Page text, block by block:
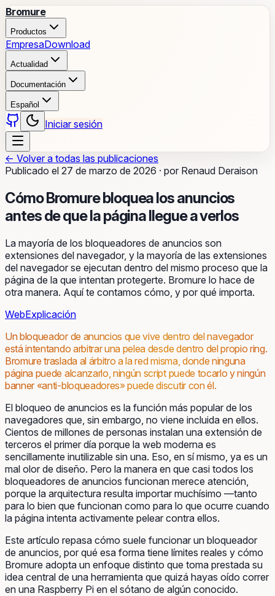
Bromure
Productos
EmpresaDownload
Actualidad
Documentación
Español
Iniciar sesión
← Volver a todas las publicaciones
Publicado el 27 de marzo de 2026 · por Renaud Deraison
Cómo Bromure bloquea los anuncios
antes de que la página llegue a verlos
La mayoría de los bloqueadores de anuncios son
extensiones del navegador, y la mayoría de las extensiones
del navegador se ejecutan dentro del mismo proceso que la
página de la que intentan protegerte. Bromure lo hace de
otra manera. Aquí te contamos cómo, y por qué importa.
WebExplicación
Un bloqueador de anuncios que vive dentro del navegador
está intentando arbitrar una pelea desde dentro del propio ring.
Bromure traslada al árbitro a la red misma, donde ninguna
página puede alcanzarlo, ningún script puede tocarlo y ningún
banner «anti-bloqueadores» puede discutir con él.
El bloqueo de anuncios es la función más popular de los
navegadores que, sin embargo, no viene incluida en ellos.
Cientos de millones de personas instalan una extensión de
terceros el primer día porque la web moderna es
sencillamente inutilizable sin una. Eso, en sí mismo, ya es un
mal olor de diseño. Pero la manera en que casi todos los
bloqueadores de anuncios funcionan merece atención,
porque la arquitectura resulta importar muchísimo —tanto
para lo bien que funcionan como para lo que ocurre cuando
la página intenta activamente pelear contra ellos.
Este artículo repasa cómo suele funcionar un bloqueador
de anuncios, por qué esa forma tiene límites reales y cómo
Bromure adopta un enfoque distinto que toma prestada su
idea central de una herramienta que quizá hayas oído correr
en una Raspberry Pi en el sótano de algún conocido.